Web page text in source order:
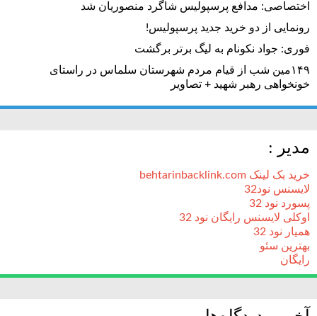
اختصاصی: مدافع پرسپولیس شاگرد منصوریان شد
رونمایی از دو خرید جدید پرسپولیس!
فوری: جواد نکونام به لیگ برتر برگشت
۱۴۹مین شب از قیام مردم شهرستان سلماس در راستای
خونخواهی رهبر شهید + تصاویر
مدیر :
خرید بک لینک behtarinbacklink.com
لایسنس نود32
پسورد نود 32
اوکلی لایسنس رایگان نود 32
همیار نود 32
بهترین سئو
رایگان